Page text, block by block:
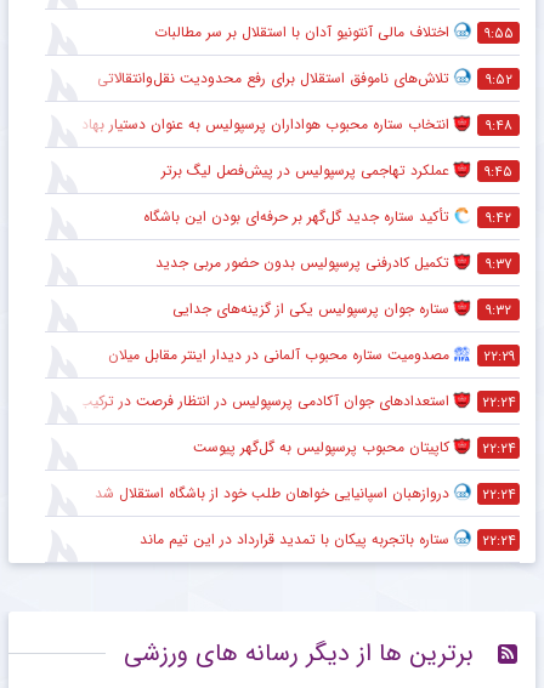
۹:۵۵ اختلاف مالی آنتونیو آدان با استقلال بر سر مطالبات
۹:۵۲ تلاش‌های ناموفق استقلال برای رفع محدودیت نقل‌وانتقالاتی
۹:۴۸ انتخاب ستاره محبوب هواداران پرسپولیس به عنوان دستیار بهادر عبدی
۹:۴۵ عملکرد تهاجمی پرسپولیس در پیش‌فصل لیگ برتر
۹:۴۲ تأکید ستاره جدید گل‌گهر بر حرفه‌ای بودن این باشگاه
۹:۳۷ تکمیل کادرفنی پرسپولیس بدون حضور مربی جدید
۹:۳۲ ستاره جوان پرسپولیس یکی از گزینه‌های جدایی
۲۲:۲۹ مصدومیت ستاره محبوب آلمانی در دیدار اینتر مقابل میلان
۲۲:۲۴ استعدادهای جوان آکادمی پرسپولیس در انتظار فرصت در ترکیب اصلی
۲۲:۲۴ کاپیتان محبوب پرسپولیس به گل‌گهر پیوست
۲۲:۲۴ دروازهبان اسپانیایی خواهان طلب خود از باشگاه استقلال شد
۲۲:۲۴ ستاره باتجربه پیکان با تمدید قرارداد در این تیم ماند
برترین ها از دیگر رسانه های ورزشی